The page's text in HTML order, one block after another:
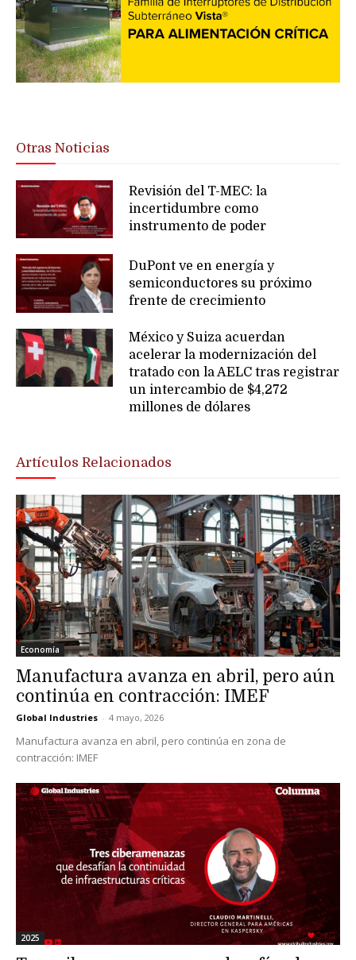
Otras Noticias
Revisión del T-MEC: la
incertidumbre como
instrumento de poder
DuPont ve en energía y
semiconductores su próximo
frente de crecimiento
México y Suiza acuerdan
acelerar la modernización del
tratado con la AELC tras registrar
un intercambio de $4,272
millones de dólares
Artículos Relacionados
Economía
Manufactura avanza en abril, pero aún
continúa en contracción: IMEF
Global Industries - 4 mayo, 2026
Manufactura avanza en abril, pero continúa en zona de
contracción: IMEF
2025